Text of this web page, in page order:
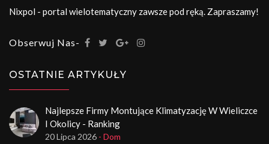
Nixpol - portal wielotematyczny zawsze pod ręką. Zapraszamy!
Obserwuj Nas-
OSTATNIE ARTYKUŁY
Najlepsze Firmy Montujące Klimatyzację W Wieliczce
I Okolicy - Ranking
20 Lipca 2026 - Dom